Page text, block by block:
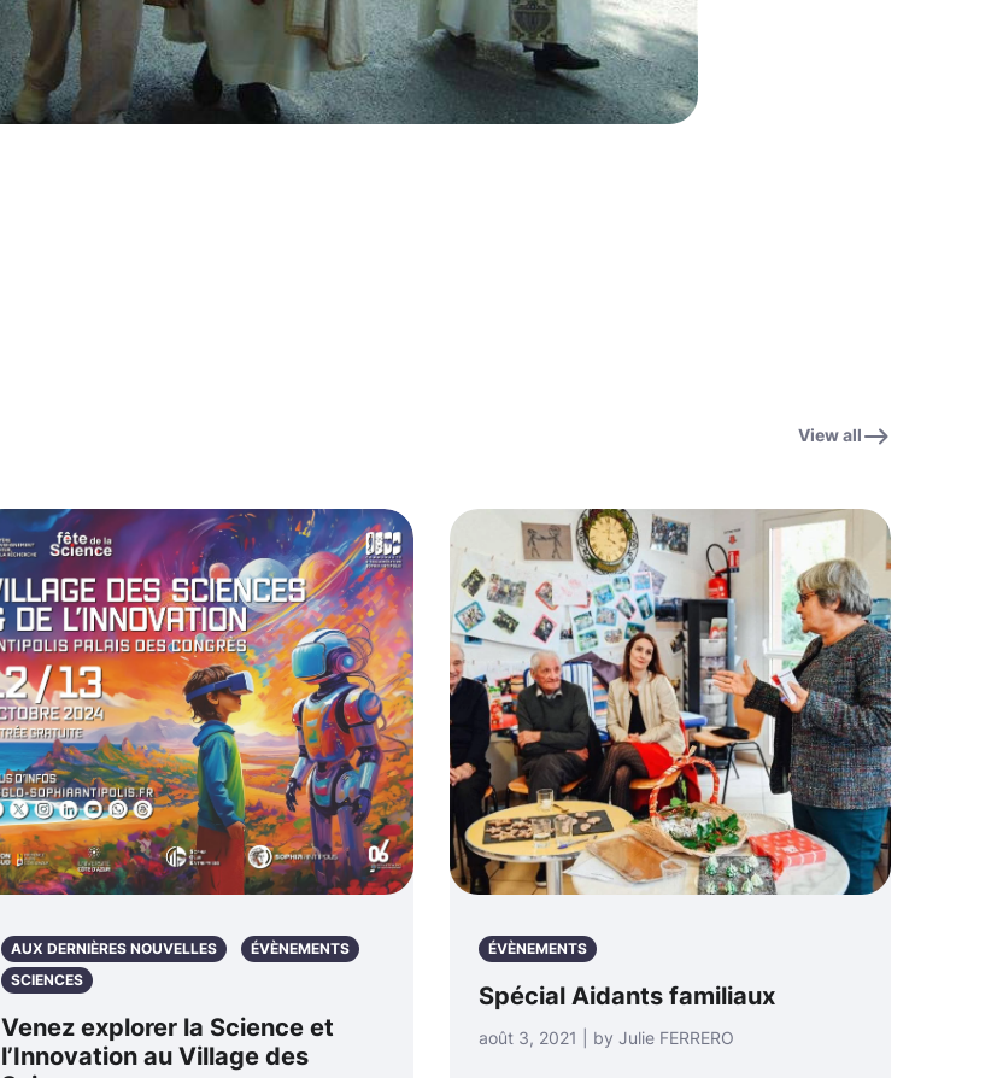
View all
AUX DERNIÈRES NOUVELLES
ÉVÈNEMENTS
SCIENCES
Venez explorer la Science et
l’Innovation au Village des
ÉVÈNEMENTS
Spécial Aidants familiaux
août 3, 2021 | by Julie FERRERO